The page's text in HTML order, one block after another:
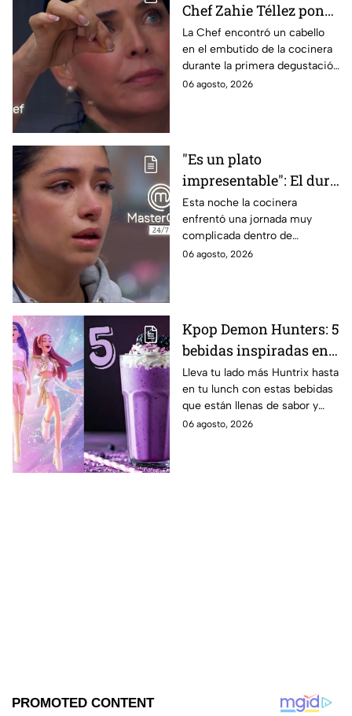
Chef Zahie Téllez pone
en evidencia a Carmen
en la gala de mandiles
negros de MasterChef
24/7
La Chef encontró un cabello
en el embutido de la cocinera
durante la primera degustación
de la noche
06 agosto, 2026
"Es un plato
impresentable": El duro
regaño que hizo llorar a
Michelle dentro de
MasterChef 24/7
Esta noche la cocinera
enfrentó una jornada muy
complicada dentro de
MasterChef 24/7.
06 agosto, 2026
Kpop Demon Hunters: 5
bebidas inspiradas en
las guerreras Huntrix
para llevar a la escuela
este regreso a clases
2026; son saludables y
Lleva tu lado más Huntrix hasta
en tu lunch con estas bebidas
que están llenas de sabor y
frescura.
06 agosto, 2026